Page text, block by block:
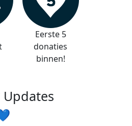
Eerste 5
donaties
binnen!
Updates